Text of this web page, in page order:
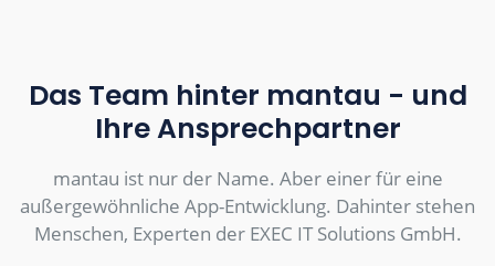
Das Team hinter mantau - und
Ihre Ansprechpartner
mantau ist nur der Name. Aber einer für eine
außergewöhnliche App-Entwicklung. Dahinter stehen
Menschen, Experten der EXEC IT Solutions GmbH.